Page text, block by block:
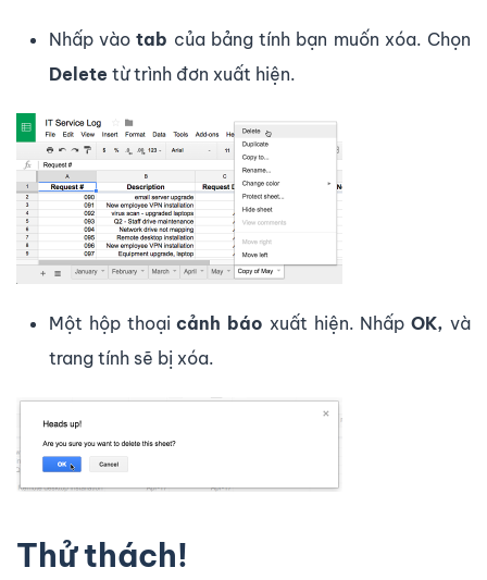
Nhấp vàotab của bảng tính bạn muốn xóa. Chọn
Delete từ trình đơn xuất hiện.
Một hộp thoạicảnh báo xuất hiện. NhấpOK, và
trang tính sẽ bị xóa.
Thử thách!